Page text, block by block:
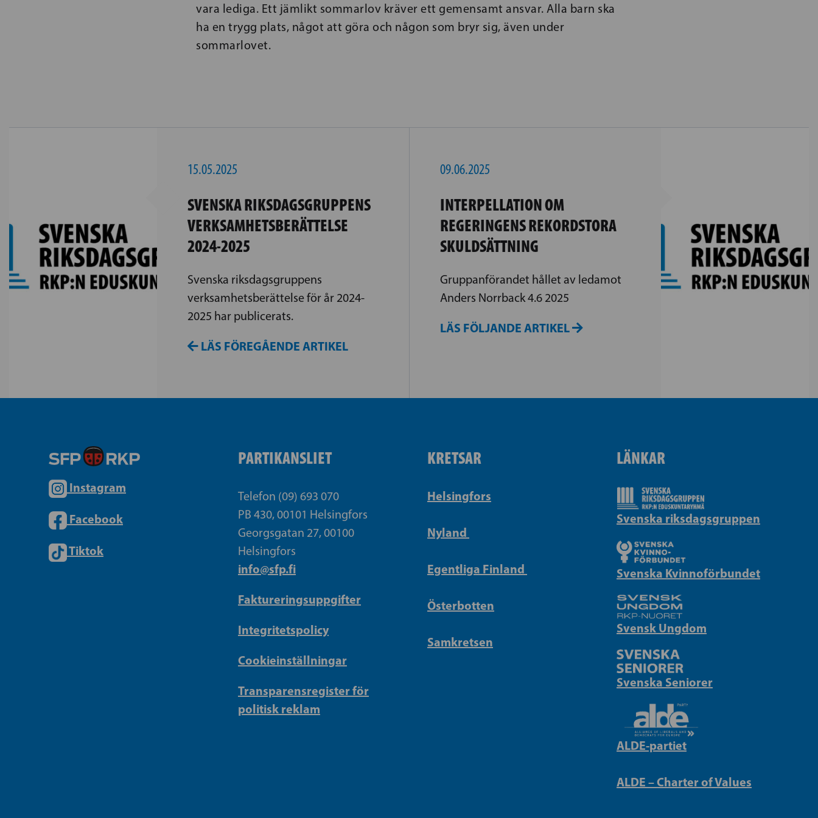
vara lediga. Ett jämlikt sommarlov kräver ett gemensamt ansvar. Alla barn ska
ha en trygg plats, något att göra och någon som bryr sig, även under
sommarlovet.
15.05.2025
SVENSKA RIKSDAGSGRUPPENS
VERKSAMHETSBERÄTTELSE
2024-2025
Svenska riksdagsgruppens
verksamhetsberättelse för år 2024-
2025 har publicerats.
LÄS FÖREGÅENDE ARTIKEL
09.06.2025
INTERPELLATION OM
REGERINGENS REKORDSTORA
SKULDSÄTTNING
Gruppanförandet hållet av ledamot
Anders Norrback 4.6 2025
LÄS FÖLJANDE ARTIKEL
Instagram
Facebook
Tiktok
PARTIKANSLIET
Telefon (09) 693 070
PB 430, 00101 Helsingfors
Georgsgatan 27, 00100
Helsingfors
info@sfp.fi
Faktureringsuppgifter
Integritetspolicy
Cookieinställningar
Transparensregister för
politisk reklam
KRETSAR
Helsingfors
Nyland
Egentliga Finland
Österbotten
Samkretsen
LÄNKAR
Svenska riksdagsgruppen
Svenska Kvinnoförbundet
Svensk Ungdom
Svenska Seniorer
ALDE-partiet
ALDE – Charter of Values